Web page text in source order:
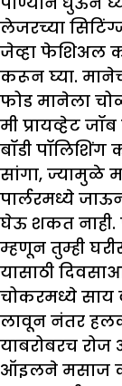
लेजरच्या
जेव्हा फेशिअल
करून घ्या.
फोड मानेला
मी प्रायव्हेट
बॉडी
सांगा, ज्यामुळे
पार्लरमध्ये
घेऊ शकत नाही.
म्हणून तुम्ही
यासाठी
चोकरमध्ये साय
लावून नंतर
याबरोबरच रोज
ऑइलने मसाज